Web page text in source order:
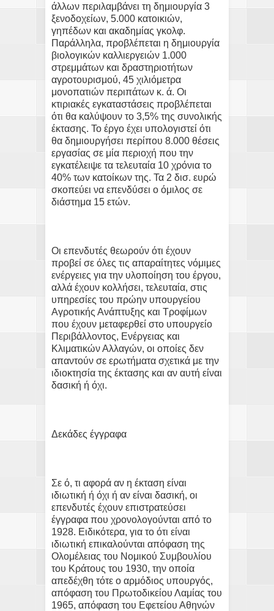
άλλων περιλαμβάνει τη δημιουργία 3
ξενοδοχείων, 5.000 κατοικιών,
γηπέδων και ακαδημίας γκολφ.
Παράλληλα, προβλέπεται η δημιουργία
βιολογικών καλλιεργειών 1.000
στρεμμάτων και δραστηριοτήτων
αγροτουρισμού, 45 χιλιόμετρα
μονοπατιών περιπάτων κ. ά. Οι
κτιριακές εγκαταστάσεις προβλέπεται
ότι θα καλύψουν το 3,5% της συνολικής
έκτασης. Το έργο έχει υπολογιστεί ότι
θα δημιουργήσει περίπου 8.000 θέσεις
εργασίας σε μία περιοχή που την
εγκατέλειψε τα τελευταία 10 χρόνια το
40% των κατοίκων της. Τα 2 δισ. ευρώ
σκοπεύει να επενδύσει ο όμιλος σε
διάστημα 15 ετών.
Οι επενδυτές θεωρούν ότι έχουν
προβεί σε όλες τις απαραίτητες νόμιμες
ενέργειες για την υλοποίηση του έργου,
αλλά έχουν κολλήσει, τελευταία, στις
υπηρεσίες του πρώην υπουργείου
Αγροτικής Ανάπτυξης και Τροφίμων
που έχουν μεταφερθεί στο υπουργείο
Περιβάλλοντος, Ενέργειας και
Κλιματικών Αλλαγών, οι οποίες δεν
απαντούν σε ερωτήματα σχετικά με την
ιδιοκτησία της έκτασης και αν αυτή είναι
δασική ή όχι.
Δεκάδες έγγραφα
Σε ό, τι αφορά αν η έκταση είναι
ιδιωτική ή όχι ή αν είναι δασική, οι
επενδυτές έχουν επιστρατεύσει
έγγραφα που χρονολογούνται από το
1928. Ειδικότερα, για το ότι είναι
ιδιωτική επικαλούνται απόφαση της
Ολομέλειας του Νομικού Συμβουλίου
του Κράτους του 1930, την οποία
απεδέχθη τότε ο αρμόδιος υπουργός,
απόφαση του Πρωτοδικείου Λαμίας του
1965, απόφαση του Εφετείου Αθηνών